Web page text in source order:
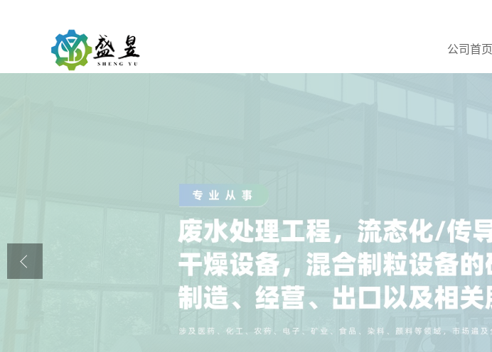
公司首页
公司首页
在线留言